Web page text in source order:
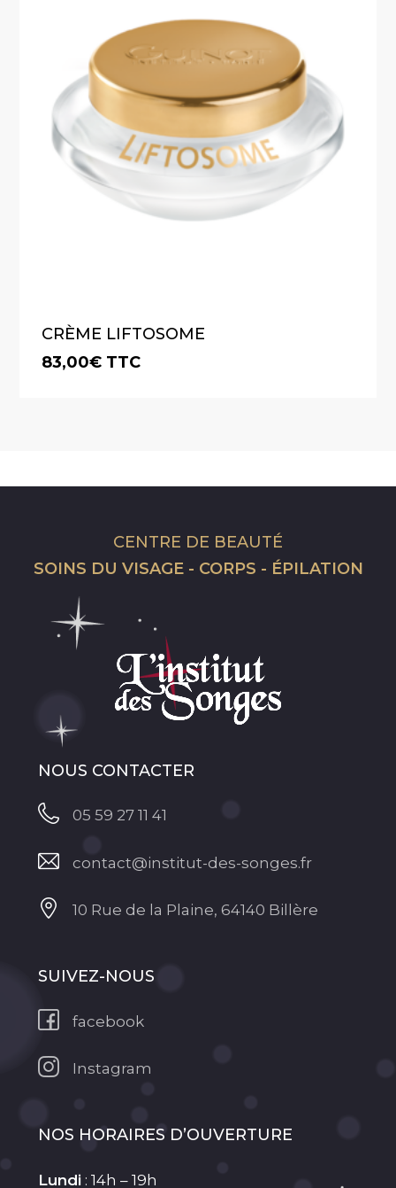
CRÈME LIFTOSOME
83,00€ TTC
CENTRE DE BEAUTÉ
SOINS DU VISAGE - CORPS - ÉPILATION
NOUS CONTACTER
05 59 27 11 41
contact@institut-des-songes.fr
10 Rue de la Plaine, 64140 Billère
SUIVEZ-NOUS
facebook
Instagram
NOS HORAIRES D’OUVERTURE
Lundi: 14h – 19h